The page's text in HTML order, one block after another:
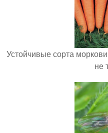
Устойчивые сорта
не